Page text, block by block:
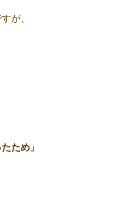
が、
ため」